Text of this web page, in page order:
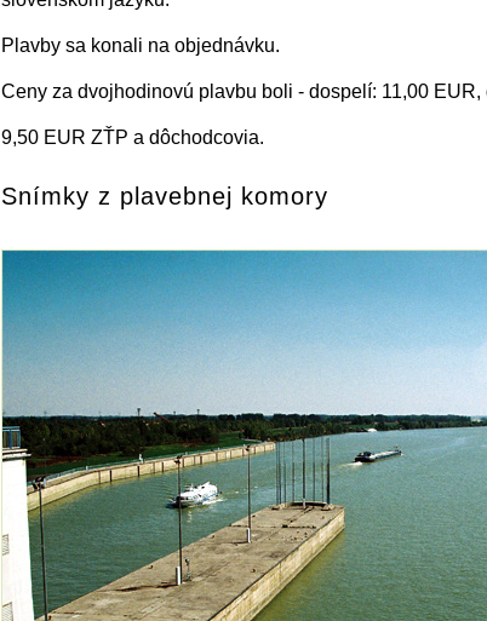
Plavby sa konali na objednávku.
Ceny za dvojhodinovú plavbu boli - dospelí: 11,00 EUR,
9,50 EUR ZŤP a dôchodcovia.
Snímky z plavebnej komory